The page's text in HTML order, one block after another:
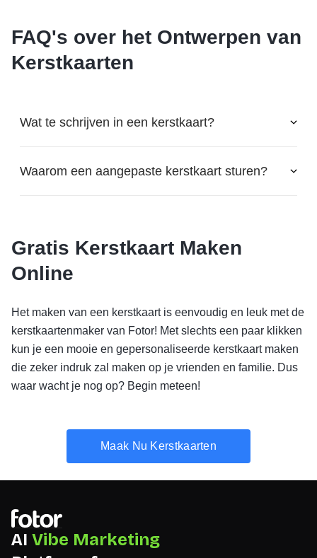
FAQ's over het Ontwerpen van
Kerstkaarten
Wat te schrijven in een kerstkaart?
Waarom een aangepaste kerstkaart sturen?
Gratis Kerstkaart Maken
Online
Het maken van een kerstkaart is eenvoudig en leuk met de
kerstkaartenmaker van Fotor! Met slechts een paar klikken
kun je een mooie en gepersonaliseerde kerstkaart maken
die zeker indruk zal maken op je vrienden en familie. Dus
waar wacht je nog op? Begin meteen!
Maak Nu Kerstkaarten
AI Vibe Marketing